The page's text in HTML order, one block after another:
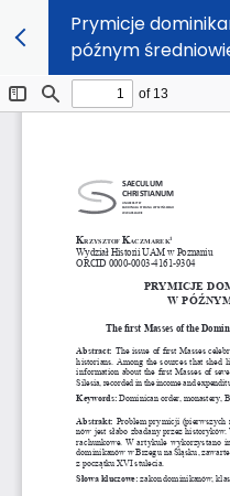
Prymicje
późnym